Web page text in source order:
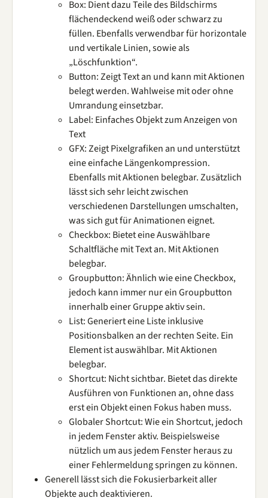
Box: Dient dazu Teile des Bildschirms
flächendeckend weiß oder schwarz zu
füllen. Ebenfalls verwendbar für horizontale
und vertikale Linien, sowie als
„Löschfunktion“.
Button: Zeigt Text an und kann mit Aktionen
belegt werden. Wahlweise mit oder ohne
Umrandung einsetzbar.
Label: Einfaches Objekt zum Anzeigen von
Text
GFX: Zeigt Pixelgrafiken an und unterstützt
eine einfache Längenkompression.
Ebenfalls mit Aktionen belegbar. Zusätzlich
lässt sich sehr leicht zwischen
verschiedenen Darstellungen umschalten,
was sich gut für Animationen eignet.
Checkbox: Bietet eine Auswählbare
Schaltfläche mit Text an. Mit Aktionen
belegbar.
Groupbutton: Ähnlich wie eine Checkbox,
jedoch kann immer nur ein Groupbutton
innerhalb einer Gruppe aktiv sein.
List: Generiert eine Liste inklusive
Positionsbalken an der rechten Seite. Ein
Element ist auswählbar. Mit Aktionen
belegbar.
Shortcut: Nicht sichtbar. Bietet das direkte
Ausführen von Funktionen an, ohne dass
erst ein Objekt einen Fokus haben muss.
Globaler Shortcut: Wie ein Shortcut, jedoch
in jedem Fenster aktiv. Beispielsweise
nützlich um aus jedem Fenster heraus zu
einer Fehlermeldung springen zu können.
Generell lässt sich die Fokusierbarkeit aller
Objekte auch deaktivieren.